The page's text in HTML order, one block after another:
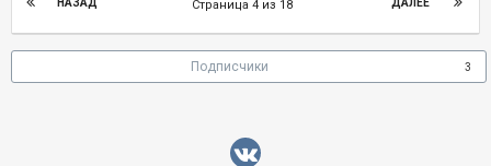
НАЗАД ДАЛЕЕ
Страница 4 из 18
Подписчики 3